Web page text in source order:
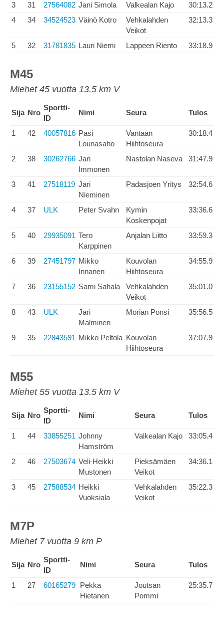
3 31 27564082 Jani Simola Valkealan Kajo
30:13.2
4
34 34524523 Väinö Kotro
Vehkalahden
Veikot
32:13.3
5 32 31781835 Lauri Niemi Lappeen Riento 33:18.9
M45
Miehet 45 vuotta 13.5 km V
Sija Nro
Sportti-
ID
Nimi Seura Tulos
1 42 40057816 Pasi
Lounasaho
Vantaan
Hiihtoseura
30:18.4
2 38 30262766 Jari
Immonen
Nastolan Naseva 31:47.9
3 41 27518119 Jari
Nieminen
Padasjoen Yritys 32:54.6
4 37 ULK Peter Svahn
Kymin
Koskenpojat
33:36.6
5 40 29935091 Tero
Karppinen
Anjalan Liitto 33:59.3
6 39 27451797 Mikko
Innanen
Kouvolan
Hiihtoseura
34:55.9
7 36 23155152 Sami Sahala
Vehkalahden
Veikot
35:01.0
8 43 ULK
Jari
Malminen
Morian Ponsi 35:56.5
9 35 22843591 Mikko Peltola Kouvolan
Hiihtoseura
37:07.9
M55
Miehet 55 vuotta 13.5 km V
Sija Nro
Sportti-
ID
Nimi Seura Tulos
1 44 33855251 Johnny
Hamström
Valkealan Kajo 33:05.4
2 46 27503674 Veli-Heikki
Mustonen
Pieksämäen
Veikot
34:36.1
3 45 27588534 Heikki
Vuoksiala
Vehkalahden
Veikot
35:22.3
M7P
Miehet 7 vuotta 9 km P
Sija Nro
Sportti-
ID
Nimi Seura Tulos
1 27 60165279 Pekka
Hietanen
Joutsan
Pommi
25:35.7